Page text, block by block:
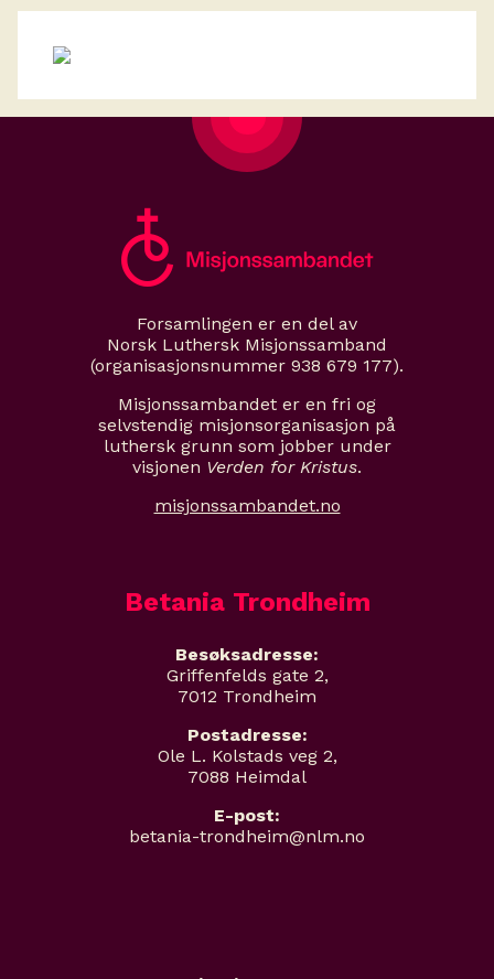
Forsamlingen er en del av
Norsk Luthersk Misjonssamband
(organisasjonsnummer 938 679 177).
Misjonssambandet er en fri og
selvstendig misjonsorganisasjon på
luthersk grunn som jobber under
visjonen Verden for Kristus.
misjonssambandet.no
Betania Trondheim
Besøksadresse:
Griffenfelds gate 2,
7012 Trondheim
Postadresse:
Ole L. Kolstads veg 2,
7088 Heimdal
E-post:
betania-trondheim@nlm.no